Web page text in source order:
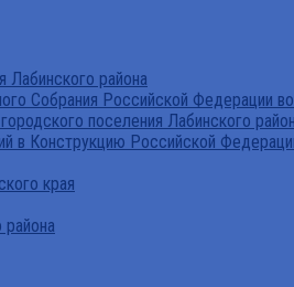
Лабинского района
Собрания Российской Федерации
поселения Лабинского
в Конструкцию Российской
края